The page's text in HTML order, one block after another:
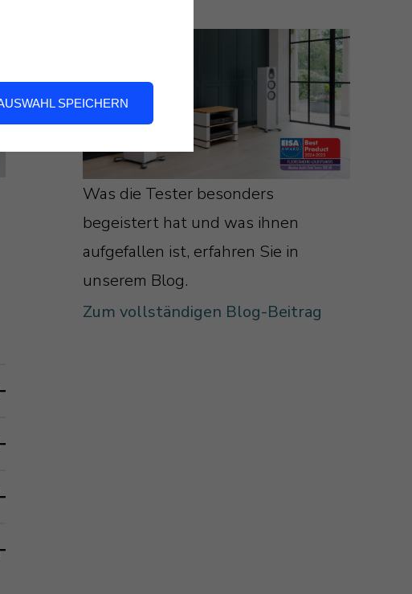
Was die Tester besonders
begeistert hat und was ihnen
aufgefallen ist, erfahren Sie in
unserem Blog.
Zum vollständigen Blog-Beitrag
SPEICHERN